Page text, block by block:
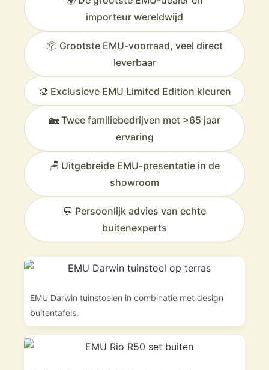
importeur wereldwijd
📦 Grootste EMU-voorraad, veel direct
leverbaar
🎨 Exclusieve EMU Limited Edition kleuren
🏡 Twee familiebedrijven met >65 jaar
ervaring
🪑 Uitgebreide EMU-presentatie in de
showroom
💬 Persoonlijk advies van echte
buitenexperts
EMU Darwin tuinstoelen in combinatie met design
buitentafels.